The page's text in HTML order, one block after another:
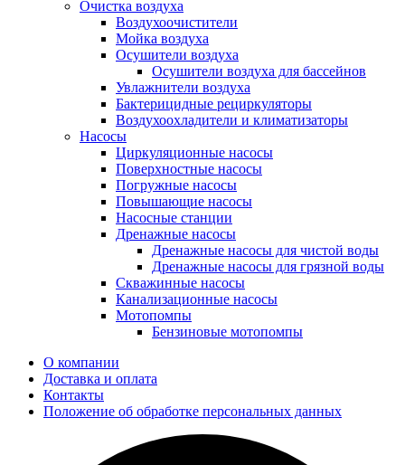
Очистка воздуха
Воздухоочистители
Мойка воздуха
Осушители воздуха
Осушители воздуха для бассейнов
Увлажнители воздуха
Бактерицидные рециркуляторы
Воздухоохладители и климатизаторы
Насосы
Циркуляционные насосы
Поверхностные насосы
Погружные насосы
Повышающие насосы
Насосные станции
Дренажные насосы
Дренажные насосы для чистой воды
Дренажные насосы для грязной воды
Скважинные насосы
Канализационные насосы
Мотопомпы
Бензиновые мотопомпы
О компании
Доставка и оплата
Контакты
Положение об обработке персональных данных